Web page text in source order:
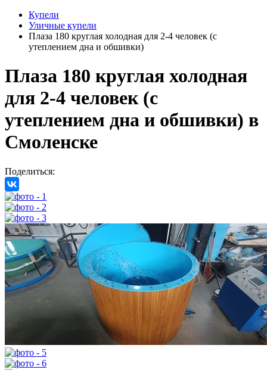
Купели
Уличные купели
Плаза 180 круглая холодная для 2-4 человек (с
утеплением дна и обшивки)
Плаза 180 круглая холодная
для 2-4 человек (с
утеплением дна и обшивки) в
Смоленске
Поделиться: